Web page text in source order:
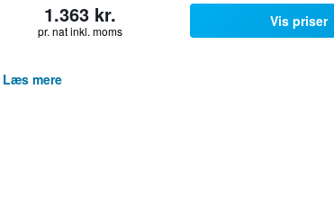
1.363 kr.
pr. nat inkl. moms
Vis priser
Læs mere